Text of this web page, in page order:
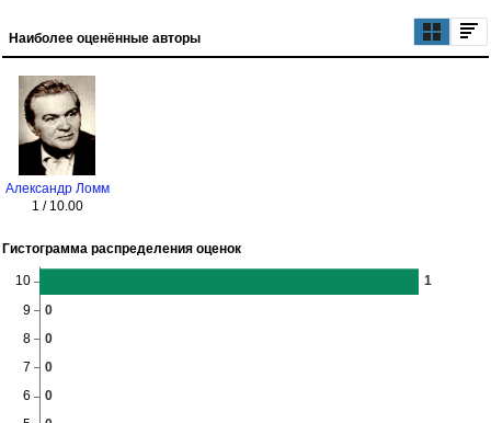
Наиболее оценённые авторы
Александр Ломм
1 / 10.00
Гистограмма распределения оценок